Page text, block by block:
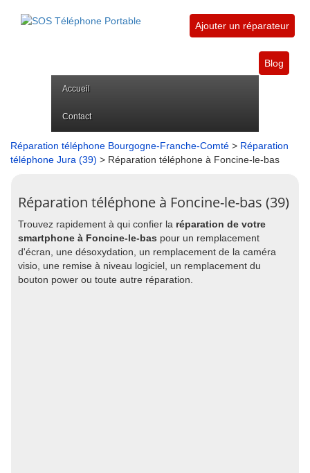
Ajouter un réparateur
Blog
Accueil
Contact
Réparation téléphone Bourgogne-Franche-Comté > Réparation
téléphone Jura (39) > Réparation téléphone à Foncine-le-bas
Réparation téléphone à Foncine-le-bas (39)
Trouvez rapidement à qui confier la réparation de votre
smartphone à Foncine-le-bas pour un remplacement
d'écran, une désoxydation, un remplacement de la caméra
visio, une remise à niveau logiciel, un remplacement du
bouton power ou toute autre réparation.